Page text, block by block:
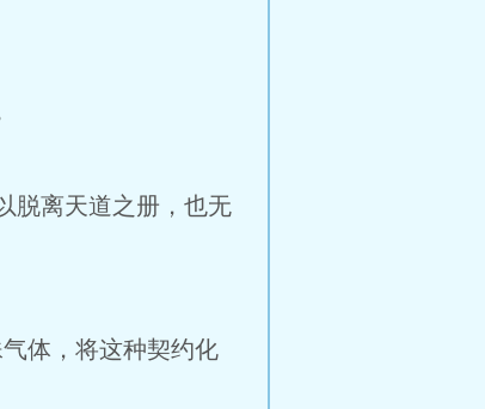
脱离天道之册，也无
体，将这种契约化